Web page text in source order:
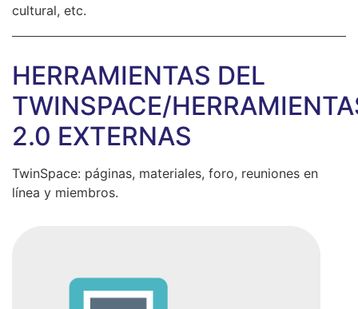
cultural, etc.
HERRAMIENTAS DEL
TWINSPACE/
2.0 EXTERNAS
TwinSpace: páginas, materiales, foro, reuniones en
línea y miembros.